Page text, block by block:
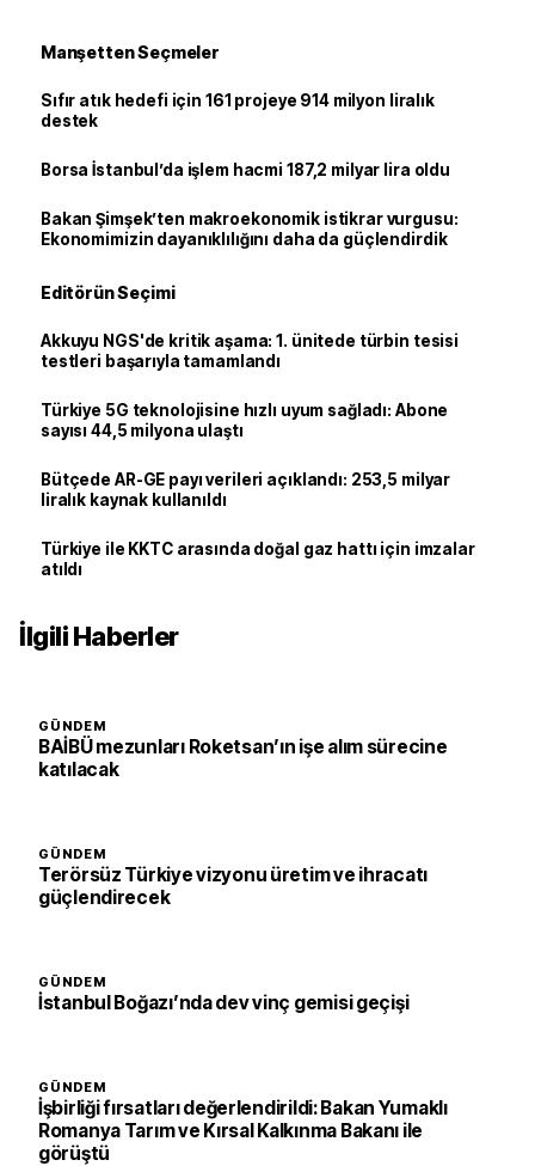
Manşetten Seçmeler
Sıfır atık hedefi için 161 projeye 914 milyon liralık
destek
Borsa İstanbul’da işlem hacmi 187,2 milyar lira oldu
Bakan Şimşek’ten makroekonomik istikrar vurgusu:
Ekonomimizin dayanıklılığını daha da güçlendirdik
Editörün Seçimi
Akkuyu NGS'de kritik aşama: 1. ünitede türbin tesisi
testleri başarıyla tamamlandı
Türkiye 5G teknolojisine hızlı uyum sağladı: Abone
sayısı 44,5 milyona ulaştı
Bütçede AR-GE payı verileri açıklandı: 253,5 milyar
liralık kaynak kullanıldı
Türkiye ile KKTC arasında doğal gaz hattı için imzalar
atıldı
İlgili Haberler
GÜNDEM
BAİBÜ mezunları Roketsan’ın işe alım sürecine
katılacak
GÜNDEM
Terörsüz Türkiye vizyonu üretim ve ihracatı
güçlendirecek
GÜNDEM
İstanbul Boğazı’nda dev vinç gemisi geçişi
GÜNDEM
İşbirliği fırsatları değerlendirildi: Bakan Yumaklı
Romanya Tarım ve Kırsal Kalkınma Bakanı ile
görüştü